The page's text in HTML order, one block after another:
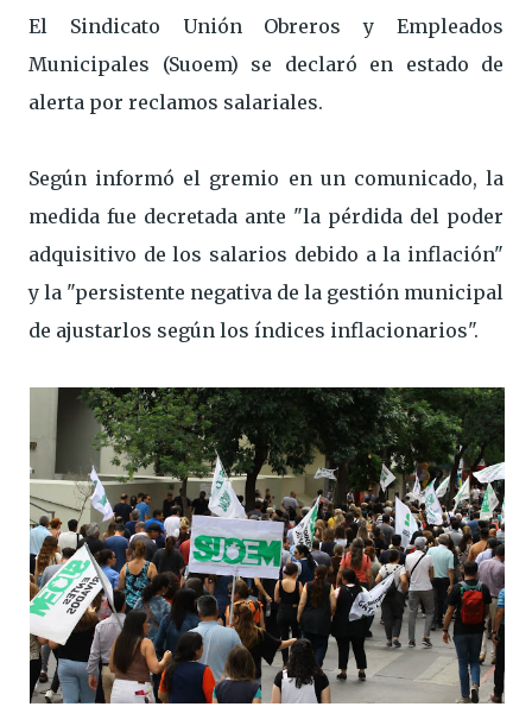
El Sindicato Unión Obreros y Empleados
Municipales (Suoem) se declaró en estado de
alerta por reclamos salariales.
Según informó el gremio en un comunicado, la
medida fue decretada ante "la pérdida del poder
adquisitivo de los salarios debido a la inflación"
y la "persistente negativa de la gestión municipal
de ajustarlos según los índices inflacionarios".